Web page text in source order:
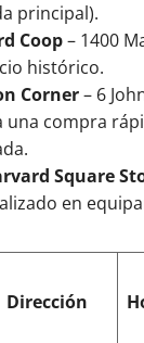
principal).
Coop– 1400
histórico.
Corner– 6
una compra
Square
en
Dirección